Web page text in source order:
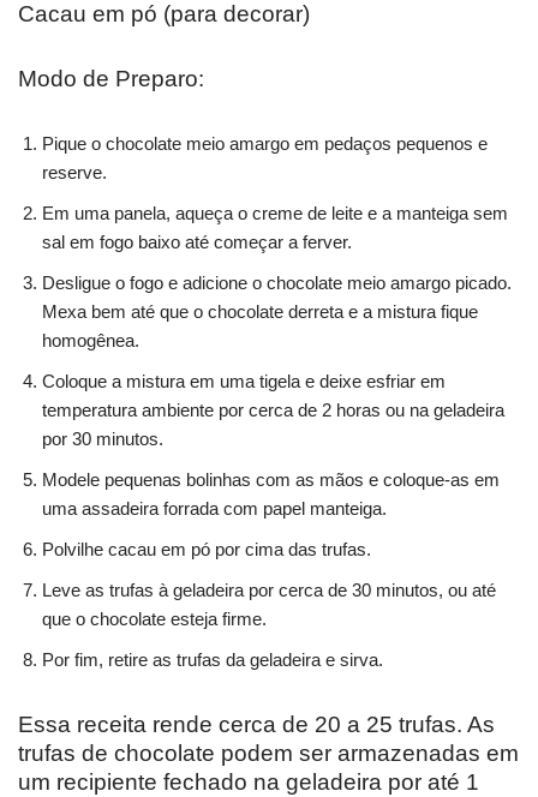
Cacau em pó (para decorar)
Modo de Preparo:
Pique o chocolate meio amargo em pedaços pequenos e
reserve.
Em uma panela, aqueça o creme de leite e a manteiga sem
sal em fogo baixo até começar a ferver.
Desligue o fogo e adicione o chocolate meio amargo picado.
Mexa bem até que o chocolate derreta e a mistura fique
homogênea.
Coloque a mistura em uma tigela e deixe esfriar em
temperatura ambiente por cerca de 2 horas ou na geladeira
por 30 minutos.
Modele pequenas bolinhas com as mãos e coloque-as em
uma assadeira forrada com papel manteiga.
Polvilhe cacau em pó por cima das trufas.
Leve as trufas à geladeira por cerca de 30 minutos, ou até
que o chocolate esteja firme.
Por fim, retire as trufas da geladeira e sirva.
Essa receita rende cerca de 20 a 25 trufas. As
trufas de chocolate podem ser armazenadas em
um recipiente fechado na geladeira por até 1